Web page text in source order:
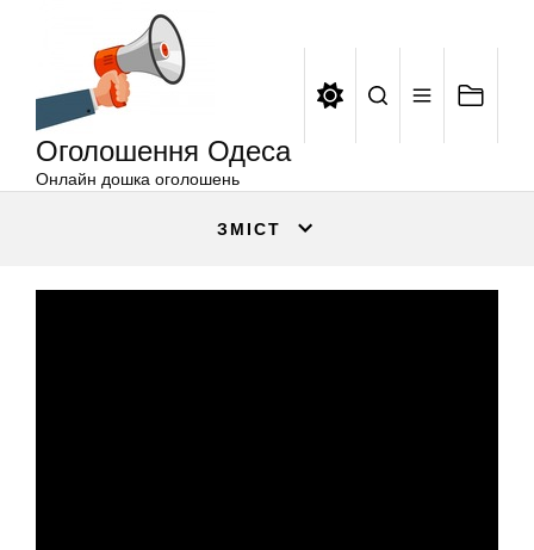
Оголошення Одеса
Онлайн дошка оголошень
ЗМІСТ